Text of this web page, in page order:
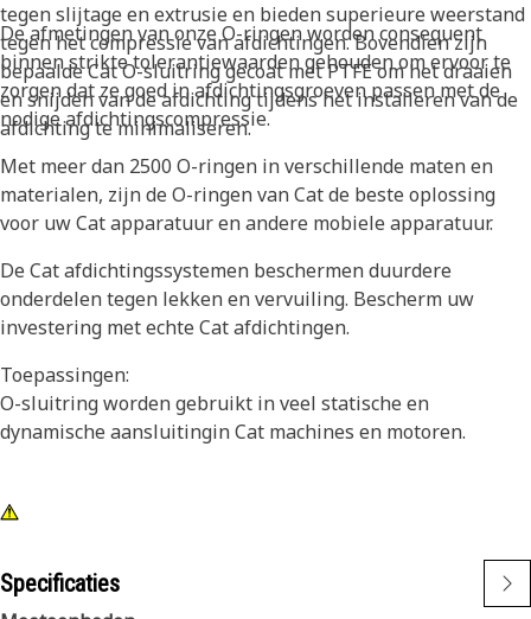
tegen slijtage en extrusie en bieden superieure weerstand
tegen het compressie van afdichtingen. Bovendien zijn
bepaalde Cat O-sluitring gecoat met PTFE om het draaien
en snijden van de afdichting tijdens het installeren van de
afdichting te minimaliseren.
De afmetingen van onze O-ringen worden consequent
binnen strikte tolerantiewaarden gehouden om ervoor te
zorgen dat ze goed in afdichtingsgroeven passen met de
nodige afdichtingscompressie.
Met meer dan 2500 O-ringen in verschillende maten en
materialen, zijn de O-ringen van Cat de beste oplossing
voor uw Cat apparatuur en andere mobiele apparatuur.
De Cat afdichtingssystemen beschermen duurdere
onderdelen tegen lekken en vervuiling. Bescherm uw
investering met echte Cat afdichtingen.
Toepassingen:
O-sluitring worden gebruikt in veel statische en
dynamische aansluitingin Cat machines en motoren.
Specificaties